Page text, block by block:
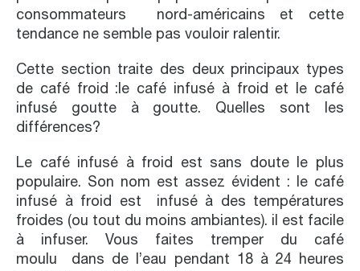
consommateurs nord-américains et cette
tendance ne semble pas vouloir ralentir.
Cette section traite des deux principaux types
de café froid :le café infusé à froid et le café
infusé goutte à goutte. Quelles sont les
différences?
Le café infusé à froid est sans doute le plus
populaire. Son nom est assez évident : le café
infusé à froid est infusé à des températures
froides (ou tout du moins ambiantes). il est facile
à infuser. Vous faites tremper du café
moulu dans de l’eau pendant 18 à 24 heures